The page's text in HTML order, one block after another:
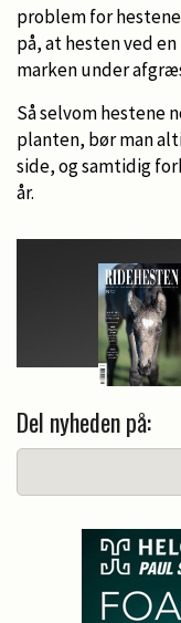
problem for
på, at hesten ved
marken under
Så selvom hestene
planten, bør man
side, og samtidig
år.
Del nyheden på: